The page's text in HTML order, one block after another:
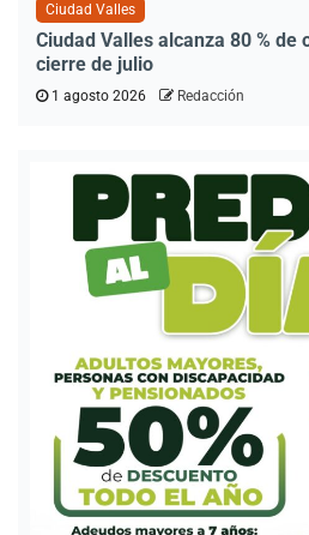
Ciudad Valles
Ciudad Valles alcanza 80 % de
cierre de julio
1 agosto 2026 Redacción